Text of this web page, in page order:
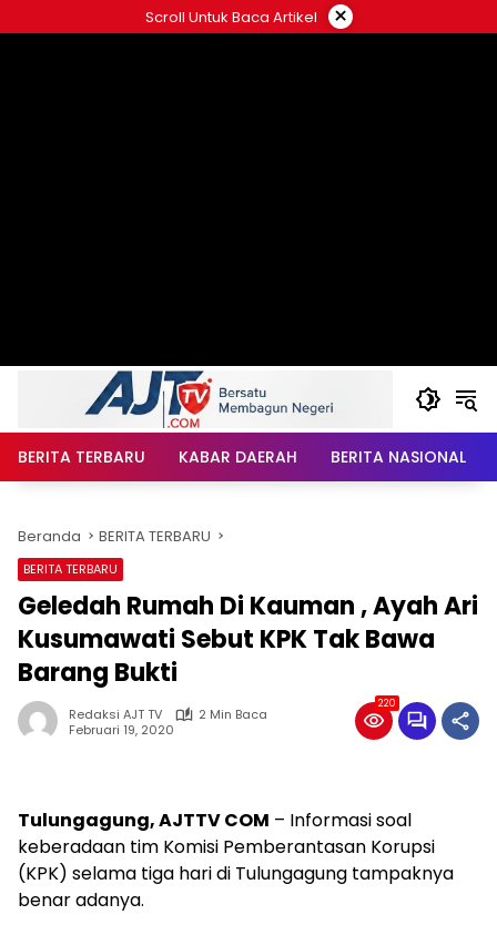
ke
Scroll Untuk Baca Artikel ×
BERITA TERBARU KABAR DAERAH BERITA NASIONAL
Beranda BERITA TERBARU
BERITA TERBARU
Geledah Rumah Di Kauman , Ayah Ari
Kusumawati Sebut KPK Tak Bawa
Barang Bukti
Redaksi AJT TV
2 Min Baca
Februari 19, 2020
220
Tulungagung, AJTTV COM – Informasi soal
keberadaan tim Komisi Pemberantasan Korupsi
(KPK) selama tiga hari di Tulungagung tampaknya
benar adanya.